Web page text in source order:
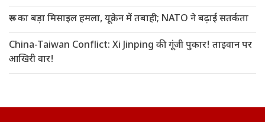
रूस का बड़ा मिसाइल हमला, यूक्रेन में तबाही; NATO ने बढ़ाई सतर्कता
China-Taiwan Conflict: Xi Jinping की गूंजी पुकार! ताइवान पर
आखिरी वार!